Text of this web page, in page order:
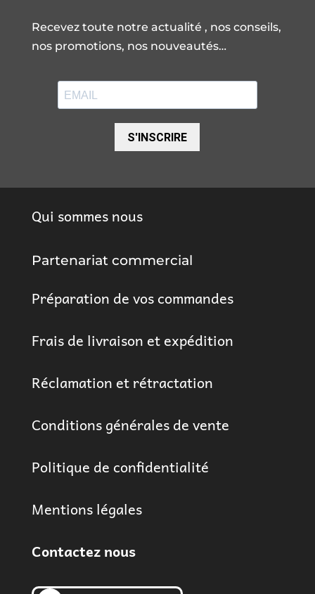
Recevez toute notre actualité , nos conseils,
nos promotions, nos nouveautés…
S'INSCRIRE
Qui sommes nous
Partenariat commercial
Préparation de vos commandes
Frais de livraison et expédition
Réclamation et rétractation
Conditions générales de vente
Politique de confidentialité
Mentions légales
Contactez nous